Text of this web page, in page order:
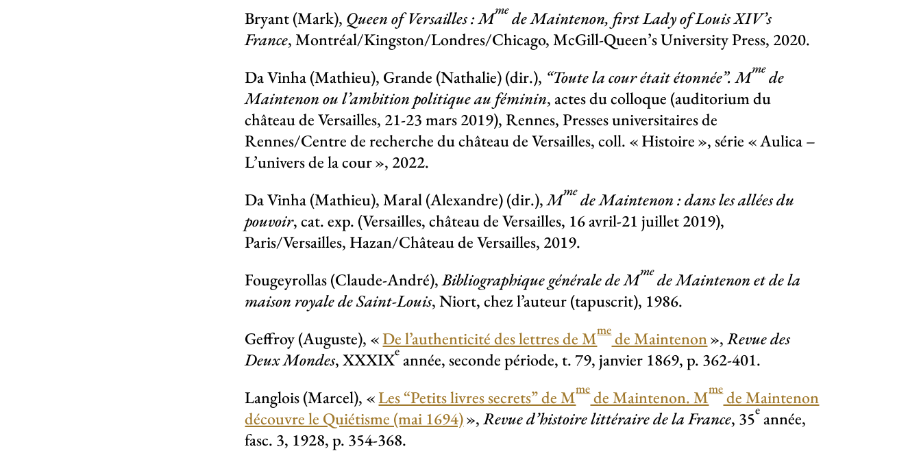
Bryant (Mark), Queen of Versailles : Mmede Maintenon, first Lady of Louis XIV’s
France, Montréal/Kingston/Londres/Chicago, McGill-Queen’s University Press, 2020.
Da Vinha (Mathieu), Grande (Nathalie) (dir.), “Toute la cour était étonnée”. Mmede
Maintenon ou l’ambition politique au féminin, actes du colloque (auditorium du
château de Versailles, 21-23 mars 2019), Rennes, Presses universitaires de
Rennes/Centre de recherche du château de Versailles, coll. «Histoire», série «Aulica –
L’univers de la cour», 2022.
Da Vinha (Mathieu), Maral (Alexandre) (dir.),Mmede Maintenon : dans les allées du
pouvoir, cat. exp. (Versailles, château de Versailles, 16 avril-21 juillet 2019),
Paris/Versailles, Hazan/Château de Versailles, 2019.
Fougeyrollas (Claude-André),Bibliographique générale de Mmede Maintenon et de la
maison royale de Saint-Louis, Niort, chez l’auteur (tapuscrit), 1986.
Geffroy (Auguste), «De l’authenticité des lettres de Mmede Maintenon»,Revue des
Deux Mondes, XXXIXeannée, seconde période, t. 79, janvier 1869, p. 362-401.
Langlois (Marcel), «Les “Petits livres secrets” de Mmede Maintenon. Mmede Maintenon
découvre le Quiétisme (mai 1694)»,Revue d’histoire littéraire de la France, 35eannée,
fasc. 3, 1928, p. 354-368.